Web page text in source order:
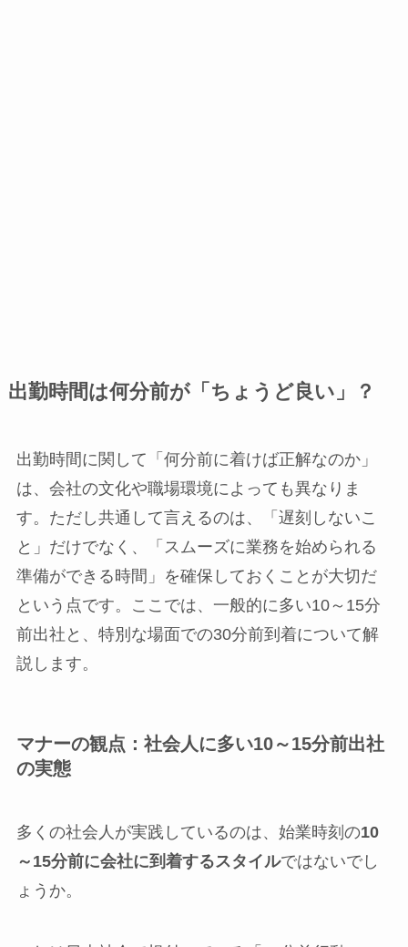
出勤時間は何分前が「ちょうど良い」？
出勤時間に関して「何分前に着けば正解なのか」
は、会社の文化や職場環境によっても異なりま
す。ただし共通して言えるのは、「遅刻しないこ
と」だけでなく、「スムーズに業務を始められる
準備ができる時間」を確保しておくことが大切だ
という点です。ここでは、一般的に多い10～15分
前出社と、特別な場面での30分前到着について解
説します。
マナーの観点：社会人に多い10～15分前出社
の実態
多くの社会人が実践しているのは、始業時刻の10
～15分前に会社に到着するスタイルではないでし
ょうか。